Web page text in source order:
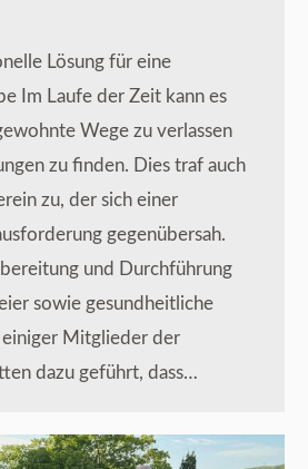
Lösung für eine
Im Laufe der Zeit kann es
Wege zu verlassen
zu finden. Dies traf auch
zu, der sich einer
gegenübersah.
und Durchführung
sowie gesundheitliche
einiger Mitglieder der
dazu geführt, dass…